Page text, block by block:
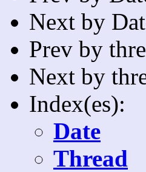
Next by
Prev by
Next by
Index(es):
Date
Thread